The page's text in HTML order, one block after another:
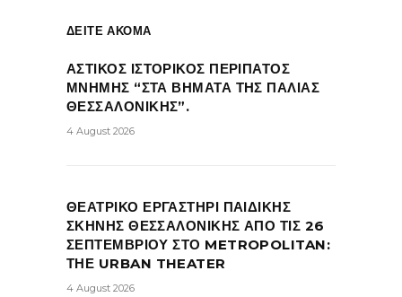
ΔΕΙΤΕ ΑΚΟΜΑ
ΑΣΤΙΚΟΣ ΙΣΤΟΡΙΚΟΣ ΠΕΡΙΠΑΤΟΣ
ΜΝΗΜΗΣ “ΣΤΑ ΒΗΜΑΤΑ ΤΗΣ ΠΑΛΙΑΣ
ΘΕΣΣΑΛΟΝΙΚΗΣ”.
4 August 2026
ΘΕΑΤΡΙΚΟ ΕΡΓΑΣΤΗΡΙ ΠΑΙΔΙΚΗΣ
ΣΚΗΝΗΣ ΘΕΣΣΑΛΟΝΙΚΗΣ ΑΠΟ ΤΙΣ 26
ΣΕΠΤΕΜΒΡΙΟΥ ΣΤΟ METROPOLITAN:
ΤΗΕ URBAN THEATER
4 August 2026